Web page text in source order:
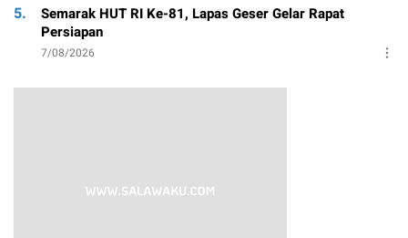
5.
Semarak HUT RI Ke-81, Lapas Geser Gelar Rapat
Persiapan
7/08/2026